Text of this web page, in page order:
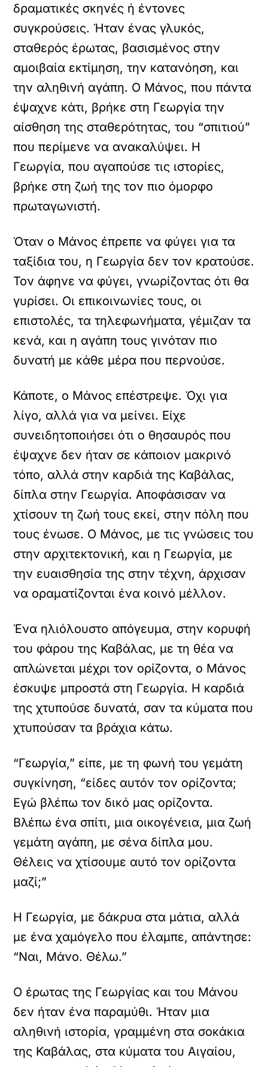
δραματικές σκηνές ή έντονες
συγκρούσεις. Ήταν ένας γλυκός,
σταθερός έρωτας, βασισμένος στην
αμοιβαία εκτίμηση, την κατανόηση, και
την αληθινή αγάπη. Ο Μάνος, που πάντα
έψαχνε κάτι, βρήκε στη Γεωργία την
αίσθηση της σταθερότητας, του “σπιτιού”
που περίμενε να ανακαλύψει. Η
Γεωργία, που αγαπούσε τις ιστορίες,
βρήκε στη ζωή της τον πιο όμορφο
πρωταγωνιστή.
Όταν ο Μάνος έπρεπε να φύγει για τα
ταξίδια του, η Γεωργία δεν τον κρατούσε.
Τον άφηνε να φύγει, γνωρίζοντας ότι θα
γυρίσει. Οι επικοινωνίες τους, οι
επιστολές, τα τηλεφωνήματα, γέμιζαν τα
κενά, και η αγάπη τους γινόταν πιο
δυνατή με κάθε μέρα που περνούσε.
Κάποτε, ο Μάνος επέστρεψε. Όχι για
λίγο, αλλά για να μείνει. Είχε
συνειδητοποιήσει ότι ο θησαυρός που
έψαχνε δεν ήταν σε κάποιον μακρινό
τόπο, αλλά στην καρδιά της Καβάλας,
δίπλα στην Γεωργία. Αποφάσισαν να
χτίσουν τη ζωή τους εκεί, στην πόλη που
τους ένωσε. Ο Μάνος, με τις γνώσεις του
στην αρχιτεκτονική, και η Γεωργία, με
την ευαισθησία της στην τέχνη, άρχισαν
να οραματίζονται ένα κοινό μέλλον.
Ένα ηλιόλουστο απόγευμα, στην κορυφή
του φάρου της Καβάλας, με τη θέα να
απλώνεται μέχρι τον ορίζοντα, ο Μάνος
έσκυψε μπροστά στη Γεωργία. Η καρδιά
της χτυπούσε δυνατά, σαν τα κύματα που
χτυπούσαν τα βράχια κάτω.
“Γεωργία,” είπε, με τη φωνή του γεμάτη
συγκίνηση, “είδες αυτόν τον ορίζοντα;
Εγώ βλέπω τον δικό μας ορίζοντα.
Βλέπω ένα σπίτι, μια οικογένεια, μια ζωή
γεμάτη αγάπη, με σένα δίπλα μου.
Θέλεις να χτίσουμε αυτό τον ορίζοντα
μαζί;”
Η Γεωργία, με δάκρυα στα μάτια, αλλά
με ένα χαμόγελο που έλαμπε, απάντησε:
“Ναι, Μάνο. Θέλω.”
Ο έρωτας της Γεωργίας και του Μάνου
δεν ήταν ένα παραμύθι. Ήταν μια
αληθινή ιστορία, γραμμένη στα σοκάκια
της Καβάλας, στα κύματα του Αιγαίου,